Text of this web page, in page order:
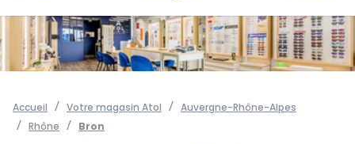
Accueil Votre magasin Atol
Auvergne-Rhône-Alpes
Rhône
Bron